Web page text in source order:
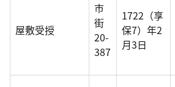
屋敷受授
市
街
20-
387
1722（享
保7）年2
月3日